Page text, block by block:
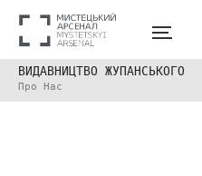
ВИДАВНИЦТВО ЖУПАНСЬКОГО
Про Нас